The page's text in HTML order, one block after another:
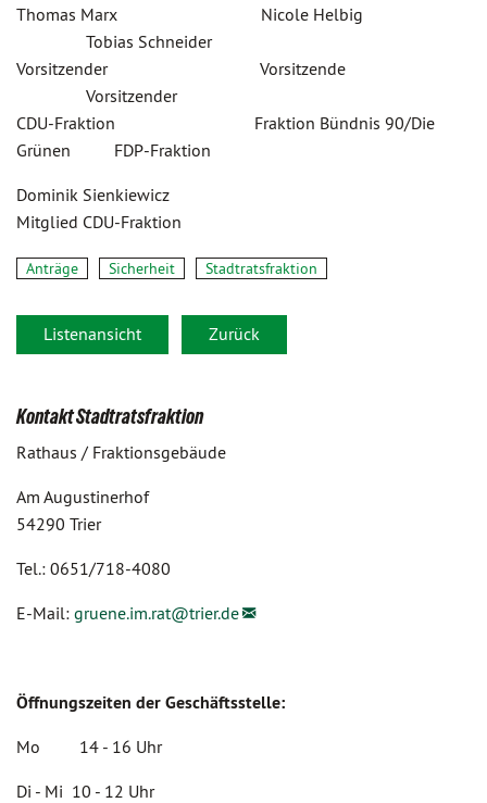
Thomas Marx Nicole Helbig
Tobias Schneider
Vorsitzender Vorsitzende
Vorsitzender
CDU-Fraktion Fraktion Bündnis 90/Die
Grünen FDP-Fraktion
Dominik Sienkiewicz
Mitglied CDU-Fraktion
Anträge Sicherheit Stadtratsfraktion
Listenansicht Zurück
Kontakt Stadtratsfraktion
Rathaus / Fraktionsgebäude
Am Augustinerhof
54290 Trier
Tel.: 0651/718-4080
E-Mail: gruene.im.rat@trier.de
Öffnungszeiten der Geschäftsstelle:
Mo 14 - 16 Uhr
Di - Mi 10 - 12 Uhr